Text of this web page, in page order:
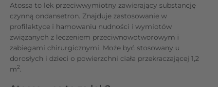
Atossa to lek przeciwwymiotny zawierający substancję
czynną ondansetron. Znajduje zastosowanie w
profilaktyce i hamowaniu nudności i wymiotów
związanych z leczeniem przeciwnowotworowym i
zabiegami chirurgicznymi. Może być stosowany u
dorosłych i dzieci o powierzchni ciała przekraczającej 1,2
m2.